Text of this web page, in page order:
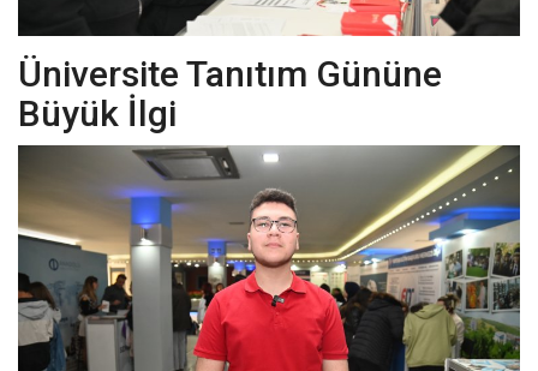
Ekonomi
Galeri
Üniversite Tanıtım Gününe
Büyük İlgi